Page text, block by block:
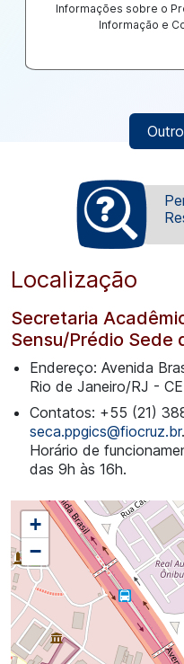
Informações sobre o
Informação e
Localização
Secretaria
Sensu/Prédio Sede
Endereço: Avenida
Rio de Janeiro/RJ -
Contatos: +55 (21)
seca.ppgics@fiocruz.br
Horário de
das 9h às 16h.
+
−